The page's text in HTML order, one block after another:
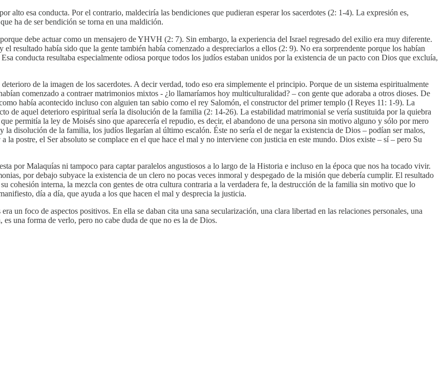
alto esa conducta. Por el contrario, maldeciría las bendiciones que pudieran esperar los sacerdotes (2: 1-4). La expresión es,
ha de ser bendición se torna en una maldición.
debe actuar como un mensajero de YHVH (2: 7). Sin embargo, la experiencia del Israel regresado del exilio era muy diferente.
resultado había sido que la gente también había comenzado a despreciarlos a ellos (2: 9). No era sorprendente porque los habían
conducta resultaba especialmente odiosa porque todos los judíos estaban unidos por la existencia de un pacto con Dios que excluía,
de la imagen de los sacerdotes. A decir verdad, todo eso era simplemente el principio. Porque de un sistema espiritualmente
comenzado a contraer matrimonios mixtos - ¿lo llamaríamos hoy multiculturalidad? – con gente que adoraba a otros dioses. De
había acontecido incluso con alguien tan sabio como el rey Salomón, el constructor del primer templo (I Reyes 11: 1-9). La
de aquel deterioro espiritual sería la disolución de la familia (2: 14-26). La estabilidad matrimonial se vería sustituida por la quiebra
permitía la ley de Moisés sino que aparecería el repudio, es decir, el abandono de una persona sin motivo alguno y sólo por mero
disolución de la familia, los judíos llegarían al último escalón. Éste no sería el de negar la existencia de Dios – podían ser malos,
la postre, el Ser absoluto se complace en el que hace el mal y no interviene con justicia en este mundo. Dios existe – sí – pero Su
por Malaquías ni tampoco para captar paralelos angustiosos a lo largo de la Historia e incluso en la época que nos ha tocado vivir.
por debajo subyace la existencia de un clero no pocas veces inmoral y despegado de la misión que debería cumplir. El resultado
cohesión interna, la mezcla con gentes de otra cultura contraria a la verdadera fe, la destrucción de la familia sin motivo que lo
día a día, que ayuda a los que hacen el mal y desprecia la justicia.
un foco de aspectos positivos. En ella se daban cita una sana secularización, una clara libertad en las relaciones personales, una
una forma de verlo, pero no cabe duda de que no es la de Dios.